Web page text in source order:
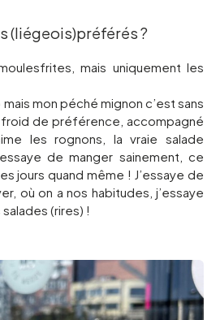
(liégeois)préférés ?
mais uniquement les
mais mon péché mignon c’est sans
de préférence, accompagné
les rognons, la vraie salade
de manger sainement, ce
jours quand même ! J’essaye de
où on a nos habitudes, j’essaye
(rires) !